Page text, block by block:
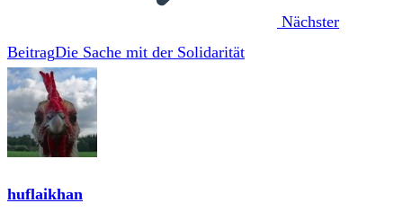
Nächster
BeitragDie Sache mit der Solidarität
huflaikhan